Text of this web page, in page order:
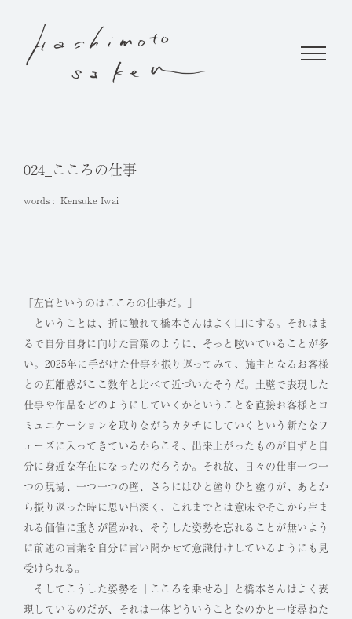
024_こころの仕事
words : Kensuke Iwai
「左官というのはこころの仕事だ。」
ということは、折に触れて橋本さんはよく口にする。それはま
るで自分自身に向けた言葉のように、そっと呟いていることが多
い。2025年に手がけた仕事を振り返ってみて、施主となるお客様
との距離感がここ数年と比べて近づいたそうだ。土壁で表現した
仕事や作品をどのようにしていくかということを直接お客様とコ
ミュニケーションを取りながらカタチにしていくという新たなフ
ェーズに入ってきているからこそ、出来上がったものが自ずと自
分に身近な存在になったのだろうか。それ故、日々の仕事一つ一
つの現場、一つ一つの壁、さらにはひと塗りひと塗りが、あとか
ら振り返った時に思い出深く、これまでとは意味やそこから生ま
れる価値に重きが置かれ、そうした姿勢を忘れることが無いよう
に前述の言葉を自分に言い聞かせて意識付けしているようにも見
受けられる。
そしてこうした姿勢を「こころを乗せる」と橋本さんはよく表
現しているのだが、それは一体どういうことなのかと一度尋ねた